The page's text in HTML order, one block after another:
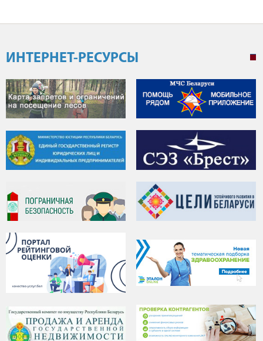
ИНТЕРНЕТ-РЕСУРСЫ